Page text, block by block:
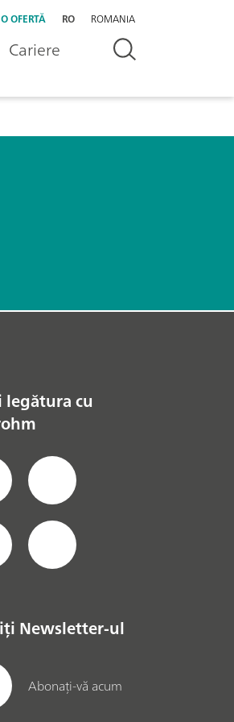
OFERTĂ RO ROMANIA
Cariere
legătura cu
Newsletter-ul
Abonați-vă acum